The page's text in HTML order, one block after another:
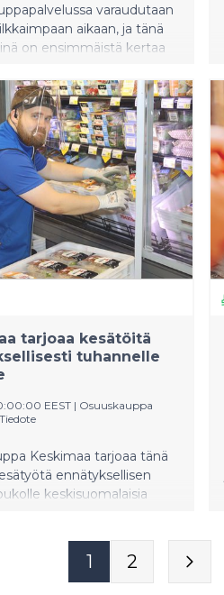
varaudutaan
aikaan, ja tänä
on ensimmäistä kertaa
ovat toimittaneet
jälkeen Jyväskylässä
ja opetelleet
Talveen robotit ovat
talvirenkain.
tarjoaa kesätöitä
tuhannelle
EEST | Osuuskauppa
Tiedote
Keskimaa tarjoaa tänä
ennätyksellisen
keskisuomalaisia
kasvaa edelleen
toden teolla
Lisäksi Tutustu
1 2